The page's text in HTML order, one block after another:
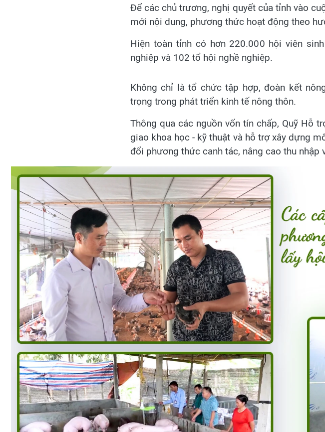
Để các chủ trương, nghị quyết của tỉnh vào
mới nội dung, phương thức hoạt động theo
Hiện toàn tỉnh có hơn 220.000 hội viên
nghiệp và 102 tổ hội nghề nghiệp.
Không chỉ là tổ chức tập hợp, đoàn kết
trọng trong phát triển kinh tế nông thôn.
Thông qua các nguồn vốn tín chấp, Quỹ Hỗ
giao khoa học - kỹ thuật và hỗ trợ xây dựng
đổi phương thức canh tác, nâng cao thu nhập